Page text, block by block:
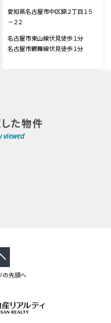
愛知県名古屋市中区錦２丁目１５
－２２
名古屋市東山線伏見徒歩１分
名古屋市鶴舞線伏見徒歩１分
た物件
viewed
の先頭へ